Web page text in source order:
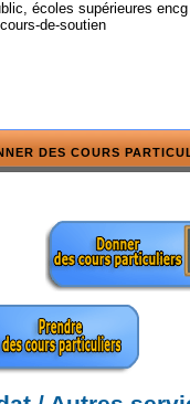
écoles supérieures
de-soutien
DES COURS